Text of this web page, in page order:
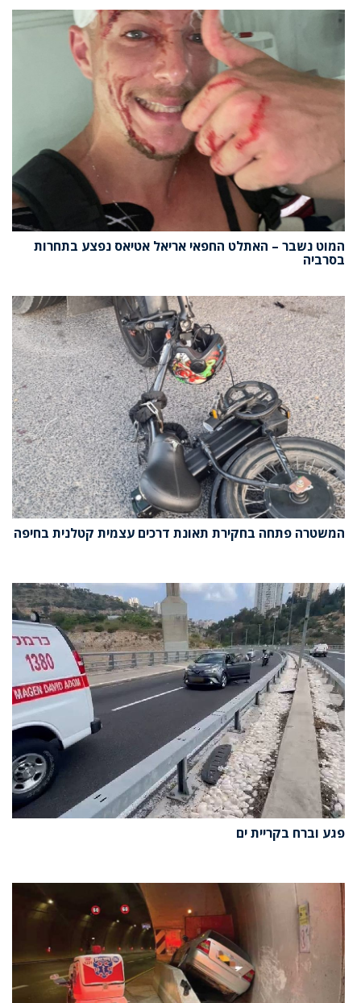
המוט נשבר – האתלט החפאי אריאל אטיאס נפצע בתחרות
בסרביה
המשטרה פתחה בחקירת תאונת דרכים עצמית קטלנית בחיפה
פגע וברח בקריית ים